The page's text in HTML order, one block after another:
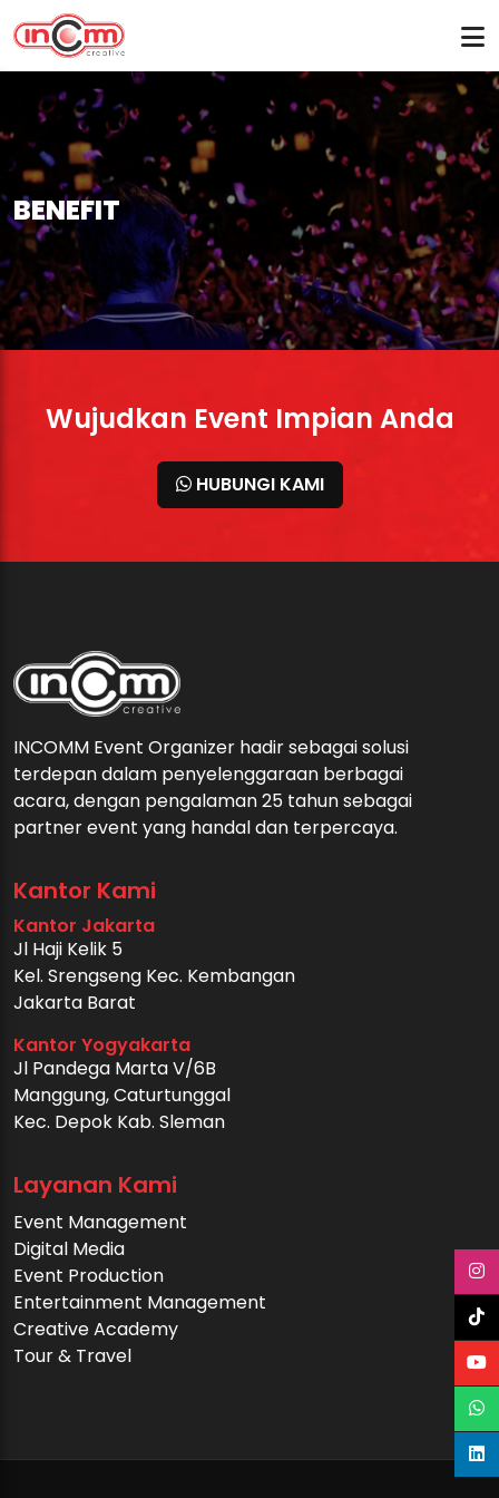
BENEFIT
Wujudkan Event Impian Anda
HUBUNGI KAMI
INCOMM Event Organizer hadir sebagai solusi
terdepan dalam penyelenggaraan berbagai
acara, dengan pengalaman 25 tahun sebagai
partner event yang handal dan terpercaya.
Kantor Kami
Kantor Jakarta
Jl Haji Kelik 5
Kel. Srengseng Kec. Kembangan
Jakarta Barat
Kantor Yogyakarta
Jl Pandega Marta V/6B
Manggung, Caturtunggal
Kec. Depok Kab. Sleman
Layanan Kami
Event Management
Digital Media
Event Production
Entertainment Management
Creative Academy
Tour & Travel